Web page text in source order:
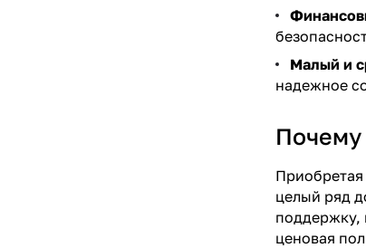
Малый и
надежное
Почему
целый ряд
поддержку,
ценовая